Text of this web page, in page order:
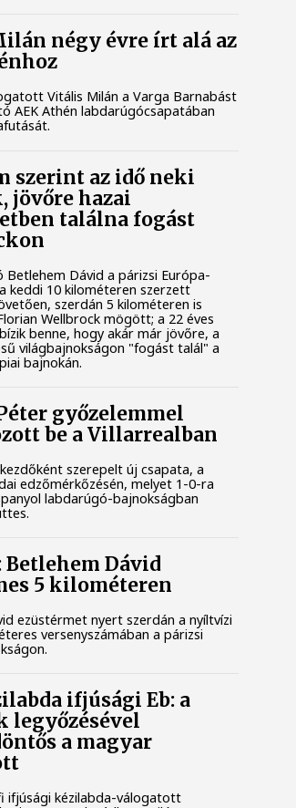
négy évre írt alá az
Vitális Milán a Varga Barnabást
AEK Athén labdarúgócsapatában
szerint az idő neki
jövőre hazai
találna fogást
Betlehem Dávid a párizsi Európa-
keddi 10 kilométeren szerzett
szerdán 5 kilométeren is
Wellbrock mögött; a 22 éves
benne, hogy akár már jövőre, a
világbajnokságon "fogást talál" a
bajnokán.
győzelemmel
be a Villarrealban
szerepelt új csapata, a
edzőmérkőzésén, melyet 1-0-ra
labdarúgó-bajnokságban
Betlehem Dávid
5 kilométeren
ezüstérmet nyert szerdán a nyíltvízi
versenyszámában a párizsi
ifjúsági Eb: a
legyőzésével
a magyar
ifjúsági kézilabda-válogatott